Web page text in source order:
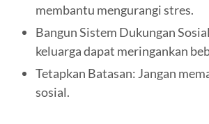
membantu mengurangi stres.
Bangun Sistem Dukungan
keluarga dapat meringankan
Tetapkan Batasan: Jangan
sosial.